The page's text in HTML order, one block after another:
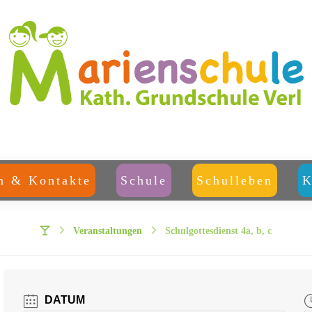
& Kontakte Schule Schulleben
Veranstaltungen Schulgottesdienst 4a, b, c
DATUM